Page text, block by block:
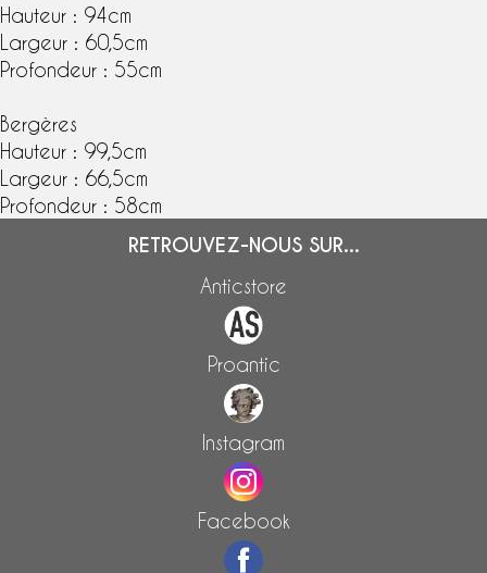
Hauteur : 94cm
Largeur : 60,5cm
Profondeur : 55cm
Bergères
Hauteur : 99,5cm
Largeur : 66,5cm
Profondeur : 58cm
RETROUVEZ-NOUS SUR...
Anticstore
Proantic
Instagram
Facebook